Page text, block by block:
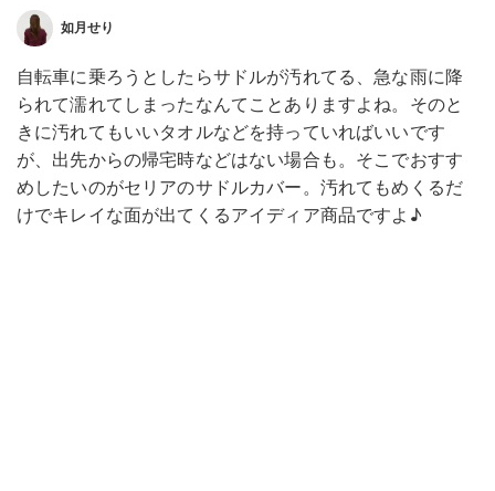
如月せり
自転車に乗ろうとしたらサドルが汚れてる、急な雨に降
られて濡れてしまったなんてことありますよね。そのと
きに汚れてもいいタオルなどを持っていればいいです
が、出先からの帰宅時などはない場合も。そこでおすす
めしたいのがセリアのサドルカバー。汚れてもめくるだ
けでキレイな面が出てくるアイディア商品ですよ♪